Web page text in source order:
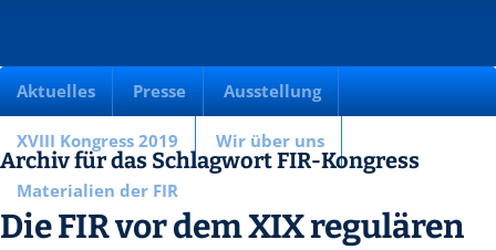
Aktuelles Presse Ausstellung
XVIII Kongress 2019 Wir über uns
Materialien der FIR
Archiv für das Schlagwort FIR-Kongress
Die FIR vor dem XIX regulären